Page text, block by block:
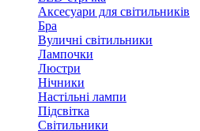
Аксесуари для світильників
Бра
Вуличні світильники
Лампочки
Люстри
Нічники
Настільні лампи
Підсвітка
Світильники